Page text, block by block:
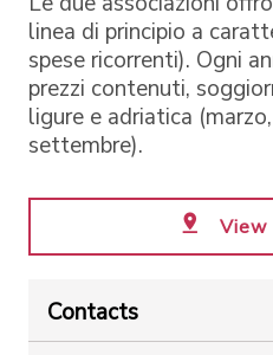
linea di principio a
spese ricorrenti). Ogni
prezzi contenuti,
ligure e adriatica
settembre).
View
Contacts